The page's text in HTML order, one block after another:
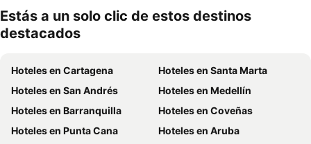
mascotas
Estás a un solo clic de estos destinos
destacados
Hoteles en Cartagena
Hoteles en Santa Marta
Hoteles en San Andrés
Hoteles en Medellín
Hoteles en Barranquilla
Hoteles en Coveñas
Hoteles en Punta Cana
Hoteles en Aruba